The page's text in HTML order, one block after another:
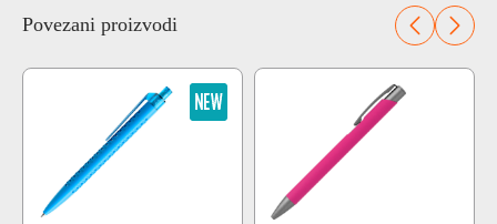
Povezani proizvodi